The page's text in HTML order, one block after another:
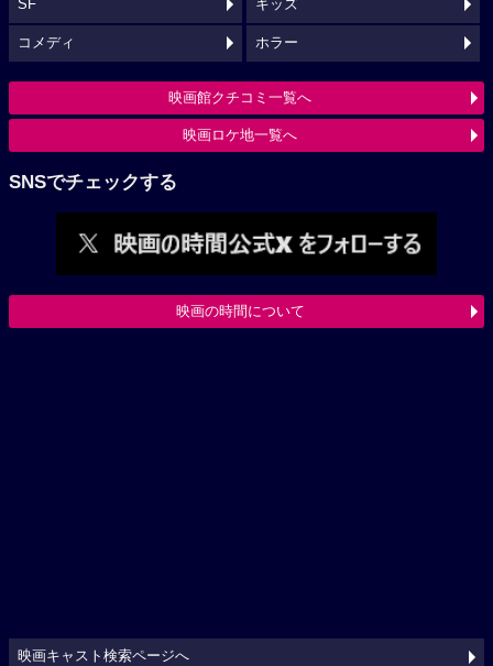
SF キッズ
コメディ ホラー
映画館クチコミ一覧へ
映画ロケ地一覧へ
SNSでチェックする
映画の時間について
映画キャスト検索ページへ